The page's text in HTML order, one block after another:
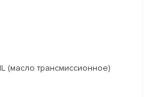
(масло трансмиссионное)